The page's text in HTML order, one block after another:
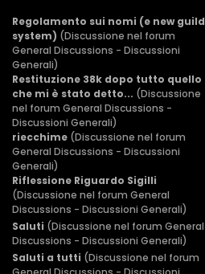
Regolamento sui nomi (e new guild
system) (Discussione nel forum
General Discussions - Discussioni
Generali)
Restituzione 38k dopo tutto quello
che mi è stato detto... (Discussione
nel forum General Discussions -
Discussioni Generali)
riecchime (Discussione nel forum
General Discussions - Discussioni
Generali)
Riflessione Riguardo Sigilli
(Discussione nel forum General
Discussions - Discussioni Generali)
Saluti (Discussione nel forum General
Discussions - Discussioni Generali)
Saluti a tutti (Discussione nel forum